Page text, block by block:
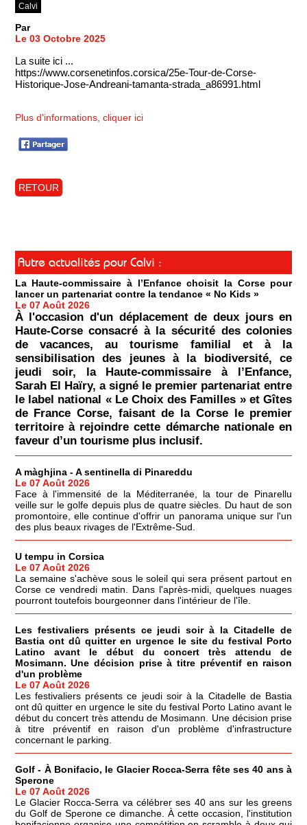
Calvi
Par
Le 03 Octobre 2025
La suite ici ...
https://www.corsenetinfos.corsica/25e-Tour-de-Corse-
Historique-Jose-Andreani-tamanta-strada_a86991.html
Plus d'informations, cliquer ici
RETOUR
Autre actualités pour Calvi :
La Haute-commissaire à l’Enfance choisit la Corse pour
lancer un partenariat contre la tendance « No Kids »
Le 07 Août 2026
À l'occasion d'un déplacement de deux jours en
Haute-Corse consacré à la sécurité des colonies
de vacances, au tourisme familial et à la
sensibilisation des jeunes à la biodiversité, ce
jeudi soir, la Haute-commissaire à l’Enfance,
Sarah El Haïry, a signé le premier partenariat entre
le label national « Le Choix des Familles » et Gîtes
de France Corse, faisant de la Corse le premier
territoire à rejoindre cette démarche nationale en
faveur d’un tourisme plus inclusif.
A màghjina - A sentinella di Pinareddu
Le 07 Août 2026
Face à l'immensité de la Méditerranée, la tour de Pinarellu
veille sur le golfe depuis plus de quatre siècles. Du haut de son
promontoire, elle continue d'offrir un panorama unique sur l'un
des plus beaux rivages de l'Extrême-Sud.
U tempu in Corsica
Le 07 Août 2026
La semaine s'achève sous le soleil qui sera présent partout en
Corse ce vendredi matin. Dans l'après-midi, quelques nuages
pourront toutefois bourgeonner dans l'intérieur de l'île.
Les festivaliers présents ce jeudi soir à la Citadelle de
Bastia ont dû quitter en urgence le site du festival Porto
Latino avant le début du concert très attendu de
Mosimann. Une décision prise à titre préventif en raison
d'un problème
Le 07 Août 2026
Les festivaliers présents ce jeudi soir à la Citadelle de Bastia
ont dû quitter en urgence le site du festival Porto Latino avant le
début du concert très attendu de Mosimann. Une décision prise
à titre préventif en raison d'un problème d'infrastructure
concernant le parking.
Golf - À Bonifacio, le Glacier Rocca-Serra fête ses 40 ans à
Sperone
Le 07 Août 2026
Le Glacier Rocca-Serra va célébrer ses 40 ans sur les greens
du Golf de Sperone ce dimanche. À cette occasion, l'institution